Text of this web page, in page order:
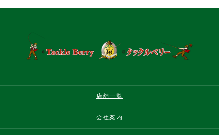
店舗一覧
会社案内